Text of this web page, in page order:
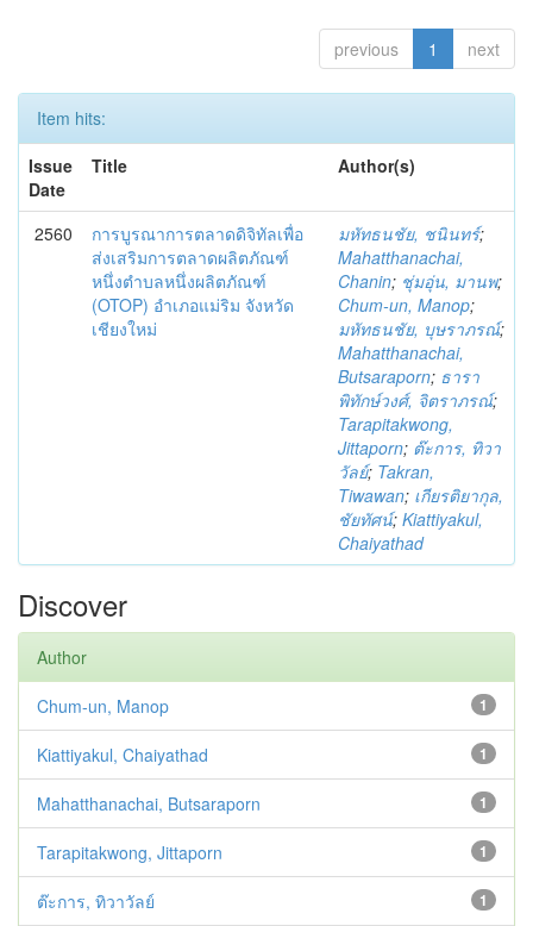
previous 1 next
Item hits:
Issue
Date
Title Author(s)
2560
การบูรณาการตลาดดิจิทัลเพื่อ
ส่งเสริมการตลาดผลิตภัณฑ์
หนึ่งตำบลหนึ่งผลิตภัณฑ์
(OTOP) อำเภอแม่ริม จังหวัด
เชียงใหม่
มหัทธนชัย, ชนินทร์;
Mahatthanachai,
Chanin; ชุ่มอุ่น, มานพ;
Chum-un, Manop;
มหัทธนชัย, บุษราภรณ์;
Mahatthanachai,
Butsaraporn; ธารา
พิทักษ์วงศ์, จิตราภรณ์;
Tarapitakwong,
Jittaporn; ต๊ะการ, ทิวา
วัลย์; Takran,
Tiwawan; เกียรติยากุล,
ชัยทัศน์; Kiattiyakul,
Chaiyathad
Discover
Author
1
Chum-un, Manop
1
Kiattiyakul, Chaiyathad
1
Mahatthanachai, Butsaraporn
1
Tarapitakwong, Jittaporn
1
ต๊ะการ, ทิวาวัลย์